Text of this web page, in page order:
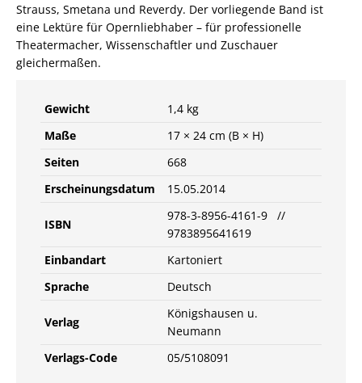
Strauss, Smetana und Reverdy. Der vorliegende Band ist
eine Lektüre für Opernliebhaber – für professionelle
Theatermacher, Wissenschaftler und Zuschauer
gleichermaßen.
Gewicht
1,4 kg
Maße
17 × 24 cm (B × H)
Seiten
668
Erscheinungsdatum
15.05.2014
ISBN
978-3-8956-4161-9 //
9783895641619
Einbandart
Kartoniert
Sprache
Deutsch
Verlag
Königshausen u.
Neumann
Verlags-Code
05/5108091